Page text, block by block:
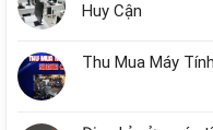
Huy Cận
Thu Mua Máy